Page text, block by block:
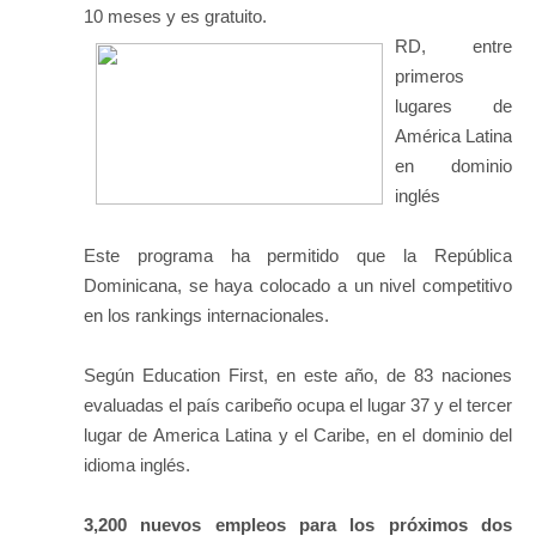
10 meses y es gratuito.
RD, entre
primeros
lugares de
América Latina
en dominio
inglés
Este programa ha permitido que la República
Dominicana, se haya colocado a un nivel competitivo
en los rankings internacionales.
Según Education First, en este año, de 83 naciones
evaluadas el país caribeño ocupa el lugar 37 y el tercer
lugar de America Latina y el Caribe, en el dominio del
idioma inglés.
3,200 nuevos empleos para los próximos dos